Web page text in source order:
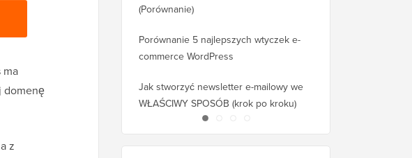
ma
domenę
z
(Porównanie)
Porównanie 5 najlepszych wtyczek e-
commerce WordPress
Jak stworzyć newsletter e-mailowy we
WŁAŚCIWY SPOSÓB (krok po kroku)